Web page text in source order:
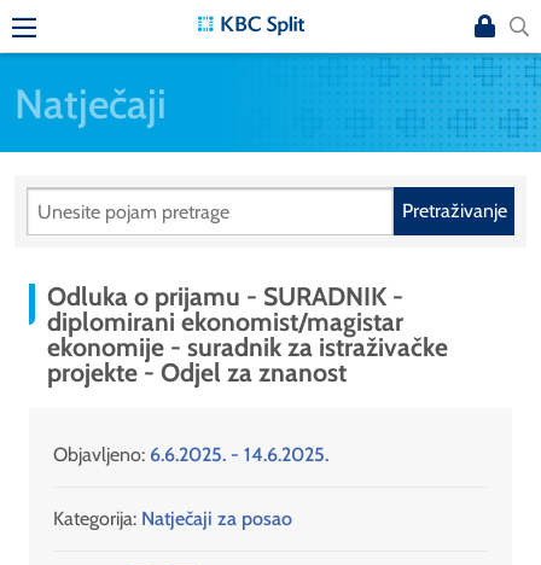
Natječaji
Pretraživanje
Odluka o prijamu - SURADNIK -
diplomirani ekonomist/magistar
ekonomije - suradnik za istraživačke
projekte - Odjel za znanost
Objavljeno: 6.6.2025. - 14.6.2025.
Kategorija: Natječaji za posao